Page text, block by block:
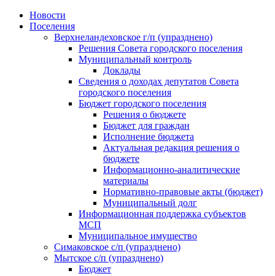
Skip
Новости
Поселения
Верхнеландеховское г/п (упразднено)
Решения Совета городского поселения
Муниципальный контроль
Доклады
Сведения о доходах депутатов Совета
городского поселения
Бюджет городского поселения
Решения о бюджете
Бюджет для граждан
Исполнение бюджета
Актуальная редакция решения о
бюджете
Информационно-аналитические
материалы
Нормативно-правовые акты (бюджет)
Муниципальный долг
Информационная поддержка субъектов
МСП
Муниципальное имущество
Симаковское с/п (упразднено)
Мытское с/п (упразднено)
Бюджет